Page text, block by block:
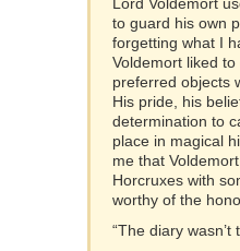
to guard his own
forgetting what I
Voldemort liked
preferred objects
His pride, his
determination to
place in magical
me that
Horcruxes with
worthy of the
“The diary wasn’t